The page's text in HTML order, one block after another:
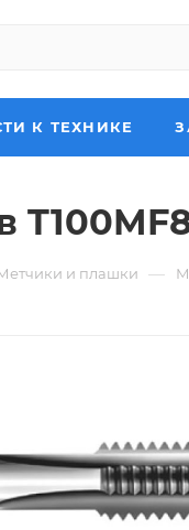
К ТЕХНИКЕ
и плашки —